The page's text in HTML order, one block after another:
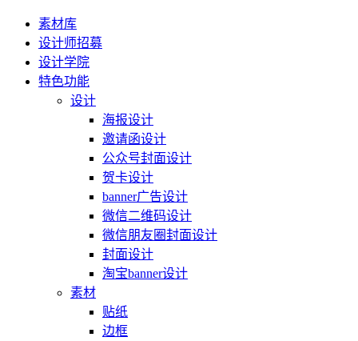
素材库
设计师招募
设计学院
特色功能
设计
海报设计
邀请函设计
公众号封面设计
贺卡设计
banner广告设计
微信二维码设计
微信朋友圈封面设计
封面设计
淘宝banner设计
素材
贴纸
边框